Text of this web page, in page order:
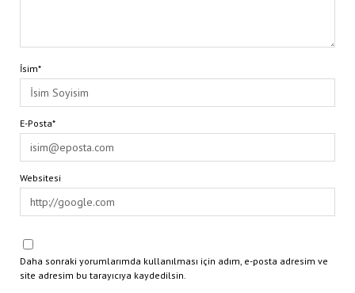
İsim*
E-Posta*
Websitesi
Daha sonraki yorumlarımda kullanılması için adım, e-posta adresim ve
site adresim bu tarayıcıya kaydedilsin.